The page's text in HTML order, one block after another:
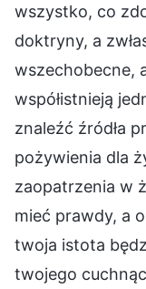
wszystko, co
doktryny, a
wszechobecne,
współistnieją
znaleźć źródła
pożywienia dla
zaopatrzenia w
mieć prawdy, a
twoja istota
twojego